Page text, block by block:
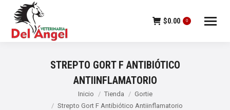
$0.00 0
STREPTO GORT F ANTIBIÓTICO
ANTIINFLAMATORIO
Inicio Tienda
Gortie
Strepto Gort F Antibiótico Antiinflamatorio